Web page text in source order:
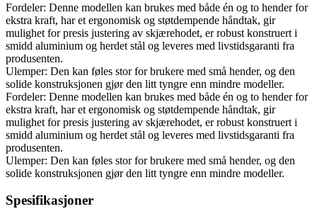
Fordeler: Denne modellen kan brukes med både én og to hender for
ekstra kraft, har et ergonomisk og støtdempende håndtak, gir
mulighet for presis justering av skjærehodet, er robust konstruert i
smidd aluminium og herdet stål og leveres med livstidsgaranti fra
produsenten.
Ulemper: Den kan føles stor for brukere med små hender, og den
solide konstruksjonen gjør den litt tyngre enn mindre modeller.
Fordeler: Denne modellen kan brukes med både én og to hender for
ekstra kraft, har et ergonomisk og støtdempende håndtak, gir
mulighet for presis justering av skjærehodet, er robust konstruert i
smidd aluminium og herdet stål og leveres med livstidsgaranti fra
produsenten.
Ulemper: Den kan føles stor for brukere med små hender, og den
solide konstruksjonen gjør den litt tyngre enn mindre modeller.
Spesifikasjoner